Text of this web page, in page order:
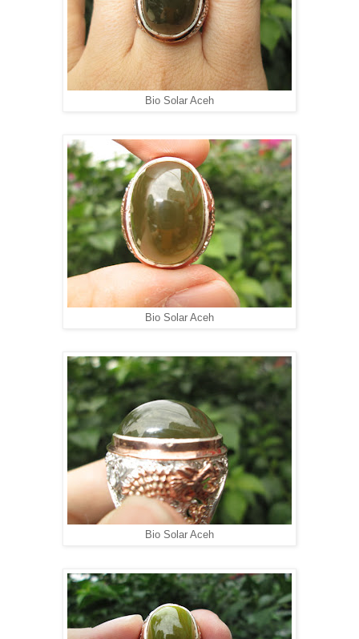
Bio Solar Aceh
Bio Solar Aceh
Bio Solar Aceh